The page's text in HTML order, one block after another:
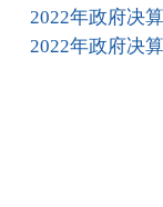
2022年政府决
2022年政府决